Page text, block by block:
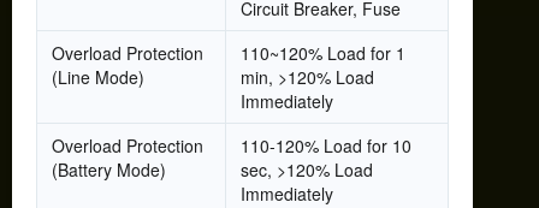
Circuit Breaker, Fuse
Overload Protection
(Line Mode)
110~120% Load for 1
min, >120% Load
Immediately
Overload Protection
(Battery Mode)
110-120% Load for 10
sec, >120% Load
Immediately